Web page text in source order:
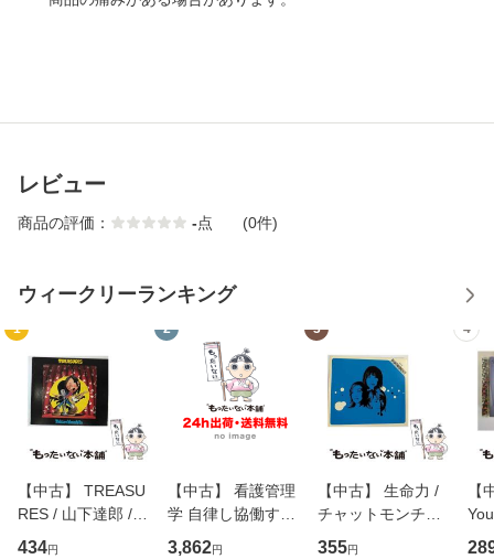
レビュー
商品の評価： -点 (0件)
ウィークリーランキング
1
【中古】 TREASU
RES / 山下達郎 /
イーストウエス
434円
2
【中古】 看護管理
学 自律し協働する
専門職の看護マネ
3,862円
3
【中古】 生命力 /
チャットモンチー /
キューンレコード
355円
4
【
のが